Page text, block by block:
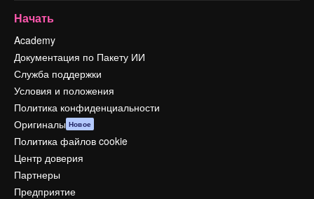
Начать
Academy
Документация по Пакету ИИ
Служба поддержки
Условия и положения
Политика конфиденциальности
Оригиналы Новое
Политика файлов cookie
Центр доверия
Партнеры
Предприятие